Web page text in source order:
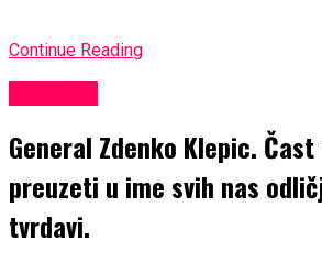
Continue Reading
General Zdenko Klepic.
preuzeti u ime svih nas
tvrdavi.